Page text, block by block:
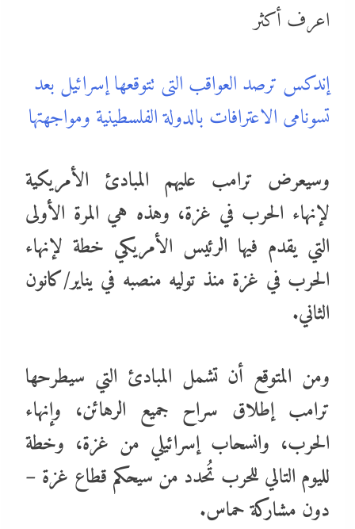
اعرف أكثر
إندكس ترصد العواقب التى تتوقعها إسرائيل بعد
تسونامى الاعترافات بالدولة الفلسطينية ومواجهتها
وسيعرض ترامب عليهم المبادئ الأمريكية
لإنهاء الحرب في غزة، وهذه هي المرة الأولى
التي يقدم فيها الرئيس الأمريكي خطة لإنهاء
الحرب في غزة منذ توليه منصبه في يناير/كانون
الثاني.
ومن المتوقع أن تشمل المبادئ التي سيطرحها
ترامب إطلاق سراح جميع الرهائن، وإنهاء
الحرب، وانسحاب إسرائيلي من غزة، وخطة
لليوم التالي للحرب تُحدد من سيحكم قطاع غزة –
دون مشاركة حماس.